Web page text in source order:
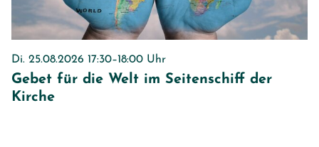
Di. 25.08.2026 17:30–18:00 Uhr
Gebet für die Welt im Seitenschiff der
Kirche